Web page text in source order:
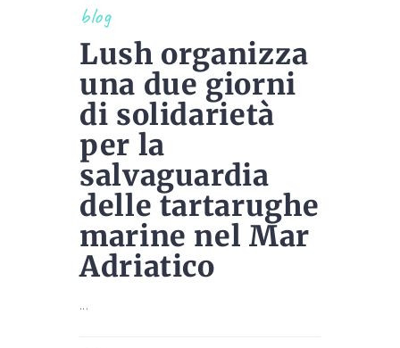
blog
Lush organizza
una due giorni
di solidarietà
per la
salvaguardia
delle tartarughe
marine nel Mar
Adriatico
...